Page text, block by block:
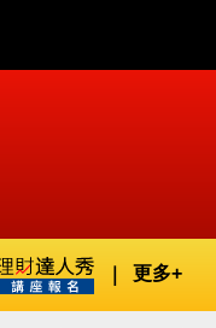
更多+